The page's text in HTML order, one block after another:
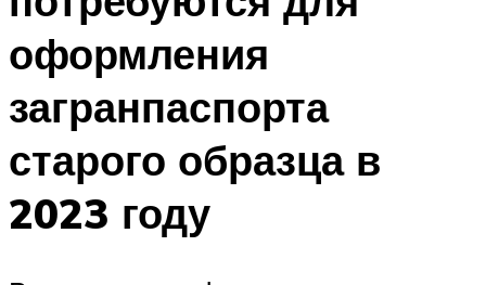
оформления
загранпаспорта
старого образца в
2023 году